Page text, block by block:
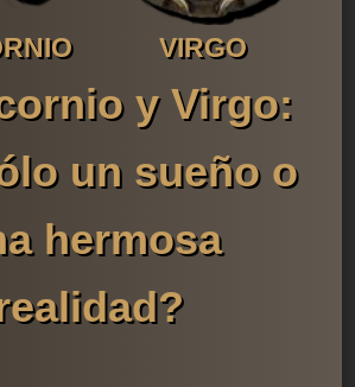
VIRGO
y Virgo:
un sueño o
hermosa